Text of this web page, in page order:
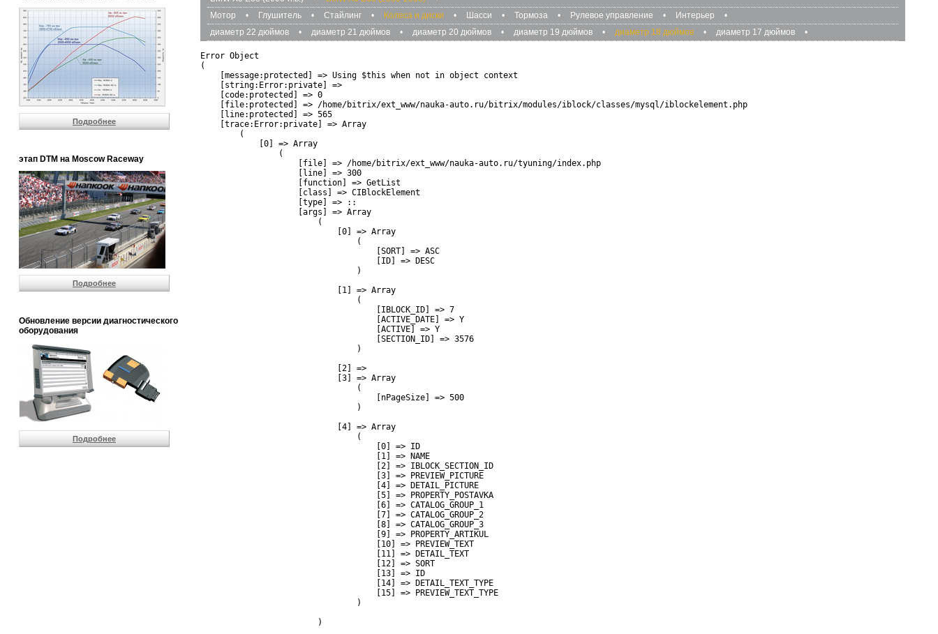
Подробнее
этап DTM на Moscow Raceway
Подробнее
Обновление версии диагностического
оборудования
Подробнее
Мотор
• Глушитель • Стайлинг • Колеса и диски • Шасси • Тормоза • Рулевое управление • Интерьер
•
диаметр 22 дюймов
• диаметр 21 дюймов • диаметр 20 дюймов • диаметр 19 дюймов • диаметр 18 дюймов • диаметр 17 дюймов •
Error Object
(
    [message:protected] => Using $this when not in object context
    [string:Error:private] =>
    [code:protected] => 0
    [file:protected] => /home/bitrix/ext_www/nauka-auto.ru/bitrix/modules/iblock/classes/mysql/iblockelement.php
    [line:protected] => 565
    [trace:Error:private] => Array
        (
            [0] => Array
                (
                    [file] => /home/bitrix/ext_www/nauka-auto.ru/tyuning/index.php
                    [line] => 300
                    [function] => GetList
                    [class] => CIBlockElement
                    [type] => ::
                    [args] => Array
                        (
                            [0] => Array
                                (
                                    [SORT] => ASC
                                    [ID] => DESC
                                )
                            [1] => Array
                                (
                                    [IBLOCK_ID] => 7
                                    [ACTIVE_DATE] => Y
                                    [ACTIVE] => Y
                                    [SECTION_ID] => 3576
                                )
                            [2] =>
                            [3] => Array
                                (
                                    [nPageSize] => 500
                                )
                            [4] => Array
                                (
                                    [0] => ID
                                    [1] => NAME
                                    [2] => IBLOCK_SECTION_ID
                                    [3] => PREVIEW_PICTURE
                                    [4] => DETAIL_PICTURE
                                    [5] => PROPERTY_POSTAVKA
                                    [6] => CATALOG_GROUP_1
                                    [7] => CATALOG_GROUP_2
                                    [8] => CATALOG_GROUP_3
                                    [9] => PROPERTY_ARTIKUL
                                    [10] => PREVIEW_TEXT
                                    [11] => DETAIL_TEXT
                                    [12] => SORT
                                    [13] => ID
                                    [14] => DETAIL_TEXT_TYPE
                                    [15] => PREVIEW_TEXT_TYPE
                                )
                        )